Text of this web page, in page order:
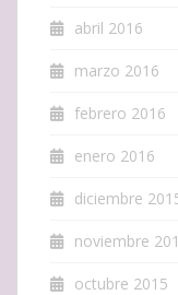
abril 2016
marzo 2016
febrero 2016
enero 2016
diciembre
noviembre
octubre 2015